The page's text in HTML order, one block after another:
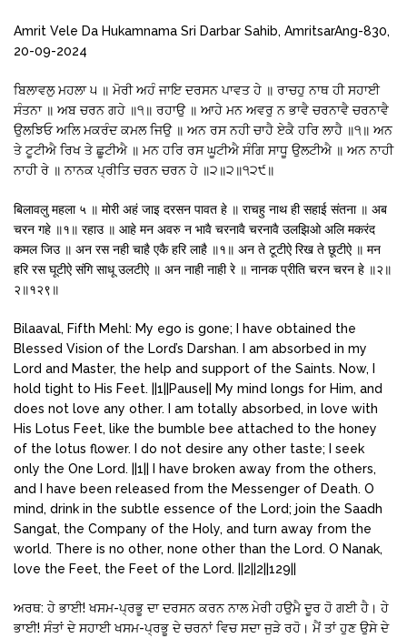
Amrit Vele Da Hukamnama Sri Darbar Sahib, AmritsarAng-830,
20-09-2024
ਬਿਲਾਵਲੁ ਮਹਲਾ ੫ ॥ ਮੋਰੀ ਅਹੰ ਜਾਇ ਦਰਸਨ ਪਾਵਤ ਹੇ ॥ ਰਾਚਹੁ ਨਾਥ ਹੀ ਸਹਾਈ
ਸੰਤਨਾ ॥ ਅਬ ਚਰਨ ਗਹੇ ॥੧॥ ਰਹਾਉ ॥ ਆਹੇ ਮਨ ਅਵਰੁ ਨ ਭਾਵੈ ਚਰਨਾਵੈ ਚਰਨਾਵੈ
ਉਲਝਿਓ ਅਲਿ ਮਕਰੰਦ ਕਮਲ ਜਿਉ ॥ ਅਨ ਰਸ ਨਹੀ ਚਾਹੈ ਏਕੈ ਹਰਿ ਲਾਹੈ ॥੧॥ ਅਨ
ਤੇ ਟੂਟੀਐ ਰਿਖ ਤੇ ਛੂਟੀਐ ॥ ਮਨ ਹਰਿ ਰਸ ਘੂਟੀਐ ਸੰਗਿ ਸਾਧੂ ਉਲਟੀਐ ॥ ਅਨ ਨਾਹੀ
ਨਾਹੀ ਰੇ ॥ ਨਾਨਕ ਪ੍ਰੀਤਿ ਚਰਨ ਚਰਨ ਹੇ ॥੨॥੨॥੧੨੯॥
बिलावलु महला ५ ॥ मोरी अहं जाइ दरसन पावत हे ॥ राचहु नाथ ही सहाई संतना ॥ अब
चरन गहे ॥१॥ रहाउ ॥ आहे मन अवरु न भावै चरनावै चरनावै उलझिओ अलि मकरंद
कमल जिउ ॥ अन रस नही चाहै एकै हरि लाहै ॥१॥ अन ते टूटीऐ रिख ते छूटीऐ ॥ मन
हरि रस घूटीऐ संगि साधू उलटीऐ ॥ अन नाही नाही रे ॥ नानक प्रीति चरन चरन हे ॥२॥
२॥१२९॥
Bilaaval, Fifth Mehl: My ego is gone; I have obtained the
Blessed Vision of the Lord’s Darshan. I am absorbed in my
Lord and Master, the help and support of the Saints. Now, I
hold tight to His Feet. ||1||Pause|| My mind longs for Him, and
does not love any other. I am totally absorbed, in love with
His Lotus Feet, like the bumble bee attached to the honey
of the lotus flower. I do not desire any other taste; I seek
only the One Lord. ||1|| I have broken away from the others,
and I have been released from the Messenger of Death. O
mind, drink in the subtle essence of the Lord; join the Saadh
Sangat, the Company of the Holy, and turn away from the
world. There is no other, none other than the Lord. O Nanak,
love the Feet, the Feet of the Lord. ||2||2||129||
ਅਰਥ: ਹੇ ਭਾਈ! ਖਸਮ-ਪ੍ਰਭੂ ਦਾ ਦਰਸਨ ਕਰਨ ਨਾਲ ਮੇਰੀ ਹਉਮੈ ਦੂਰ ਹੋ ਗਈ ਹੈ। ਹੇ
ਭਾਈ! ਸੰਤਾਂ ਦੇ ਸਹਾਈ ਖਸਮ-ਪ੍ਰਭੂ ਦੇ ਚਰਨਾਂ ਵਿਚ ਸਦਾ ਜੁੜੇ ਰਹੋ। ਮੈਂ ਤਾਂ ਹੁਣ ਉਸੇ ਦੇ